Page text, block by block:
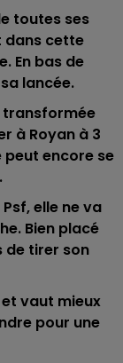
toutes ses
dans cette
En bas de
lancée.
à Royan à 3
encore se
elle ne va
Bien placé
de tirer son
vaut mieux
pour une